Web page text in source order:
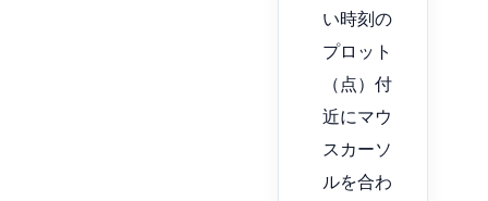
い時刻の
プロット
（点）付
近にマウ
スカーソ
ルを合わ